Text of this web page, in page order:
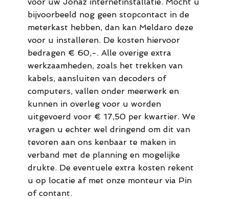
bijvoorbeeld nog geen stopcontact in de
meterkast hebben, dan kan Meldaro deze
voor u installeren. De kosten hiervoor
bedragen € 60,-. Alle overige extra
werkzaamheden, zoals het trekken van
kabels, aansluiten van decoders of
computers, vallen onder meerwerk en
kunnen in overleg voor u worden
uitgevoerd voor € 17,50 per kwartier. We
vragen u echter wel dringend om dit van
tevoren aan ons kenbaar te maken in
verband met de planning en mogelijke
drukte. De eventuele extra kosten rekent
u op locatie af met onze monteur via Pin
of contant.